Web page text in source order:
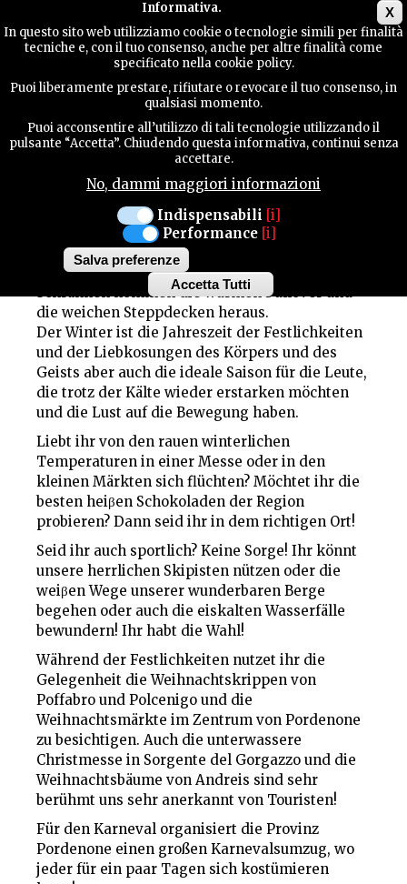
X
Informativa.
In questo sito web utilizziamo cookie o tecnologie simili per finalità
tecniche e, con il tuo consenso, anche per altre finalità come
specificato nella cookie policy.
Puoi liberamente prestare, rifiutare o revocare il tuo consenso, in
qualsiasi momento.
Puoi acconsentire all’utilizzo di tali tecnologie utilizzando il
pulsante “Accetta”. Chiudendo questa informativa, continui senza
accettare.
No, dammi maggiori informazioni
Indispensabili [i]
Performance [i]
Salva preferenze
Accetta Tutti
Withdraw
TERRITORIUM
KONTAKTE
WINTER
Schnee, Festlichkeiten und heiβe Schokolade:
Lassen uns ein bisschen kuscheln!
Bestehet vielleicht ein aufregenderer Anblick
als der Schnee?
Die Bäume geben ihre Farben des Herbsts weg,
die Temperaturen sinken ab und von den
Schränken kommen die warmen Pullover und
die weichen Steppdecken heraus.
Der Winter ist die Jahreszeit der Festlichkeiten
und der Liebkosungen des Körpers und des
Geists aber auch die ideale Saison für die Leute,
die trotz der Kälte wieder erstarken möchten
und die Lust auf die Bewegung haben.
Liebt ihr von den rauen winterlichen
Temperaturen in einer Messe oder in den
kleinen Märkten sich flüchten? Möchtet ihr die
besten heiβen Schokoladen der Region
probieren? Dann seid ihr in dem richtigen Ort!
Seid ihr auch sportlich? Keine Sorge! Ihr könnt
unsere herrlichen Skipisten nützen oder die
weiβen Wege unserer wunderbaren Berge
begehen oder auch die eiskalten Wasserfälle
bewundern! Ihr habt die Wahl!
Während der Festlichkeiten nutzet ihr die
Gelegenheit die Weihnachtskrippen von
Poffabro und Polcenigo und die
Weihnachtsmärkte im Zentrum von Pordenone
zu besichtigen. Auch die unterwassere
Christmesse in Sorgente del Gorgazzo und die
Weihnachtsbäume von Andreis sind sehr
berühmt uns sehr anerkannt von Touristen!
Für den Karneval organisiert die Provinz
Pordenone einen großen Karnevalsumzug, wo
jeder für ein paar Tagen sich kostümieren